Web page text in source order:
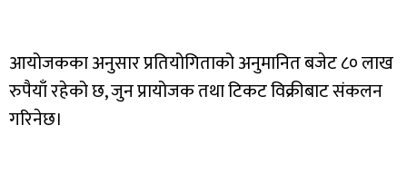
आयोजकका अनुसार प्रतियोगिताको अनुमानित बजेट ८० लाख
रुपैयाँ रहेको छ, जुन प्रायोजक तथा टिकट विक्रीबाट संकलन
गरिनेछ।